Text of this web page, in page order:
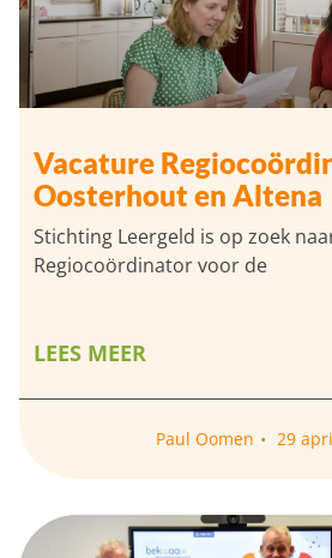
Vacature
Oosterhout en Altena
Stichting Leergeld is op zoek
Regiocoördinator voor de
LEES MEER
Paul Oomen 29